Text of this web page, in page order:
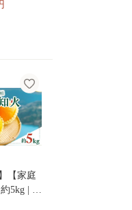
箱) 選べ
不揃い
洲町 温
月-11月
【家庭
5kg | 柑